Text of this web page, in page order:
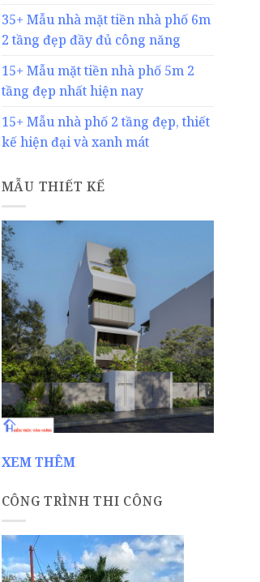
35+ Mẫu nhà mặt tiền nhà phố 6m
2 tầng đẹp đầy đủ công năng
15+ Mẫu mặt tiền nhà phố 5m 2
tầng đẹp nhất hiện nay
15+ Mẫu nhà phố 2 tầng đẹp, thiết
kế hiện đại và xanh mát
MẪU THIẾT KẾ
XEM THÊM
CÔNG TRÌNH THI CÔNG